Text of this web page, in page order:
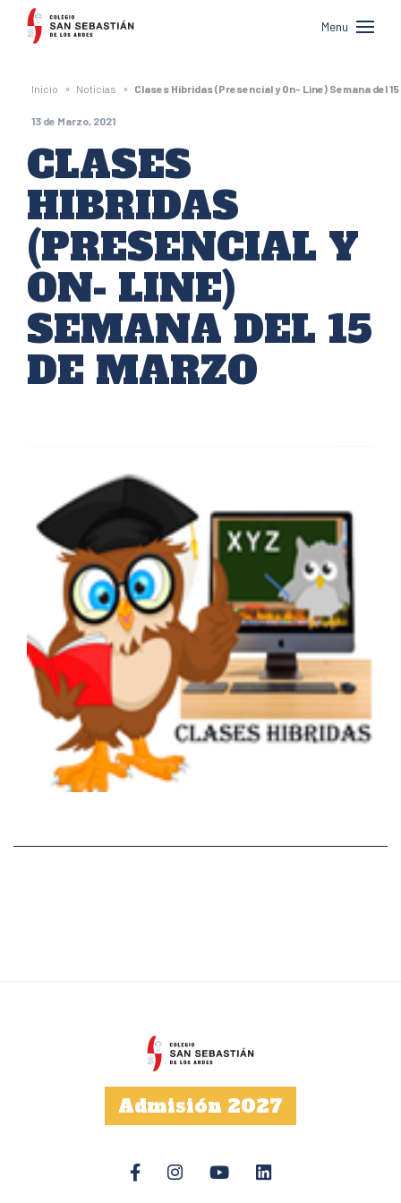
Colegio
San
Sebastián
de
Los
Andes
Menu
Inicio » Noticias » Clases Hibridas (Presencial y On- Line) Semana del
13 de Marzo, 2021
CLASES
HIBRIDAS
(PRESENCIAL Y
ON- LINE)
SEMANA DEL 15
DE MARZO
Admisión 2027